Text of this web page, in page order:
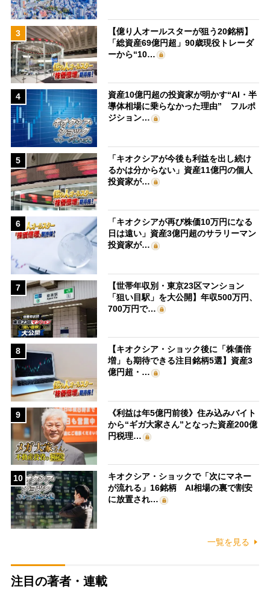
3
【億り人オールスターが狙う20銘柄】
「総資産69億円超」90歳現役トレーダ
ーから“10…
4
資産10億円超の投資家が明かす“AI・半
導体相場に乗らなかった理由” フルポ
ジション…
5
「キオクシアが今後も利益を出し続け
るかは分からない」資産11億円の個人
投資家が…
6
「キオクシアが再び株価10万円になる
日は遠い」資産3億円超のサラリーマン
投資家が…
7
【世帯年収別・東京23区マンション
「狙い目駅」を大公開】年収500万円、
700万円で…
8
【キオクシア・ショック後に「株価倍
増」も期待できる注目銘柄5選】資産3
億円超・…
9
《利益は年5億円前後》住み込みバイト
から“ギガ大家さん”となった資産200億
円税理…
10
キオクシア・ショックで「次にマネー
が流れる」16銘柄 AI相場の裏で割安
に放置され…
一覧を見る
注目の著者・連載